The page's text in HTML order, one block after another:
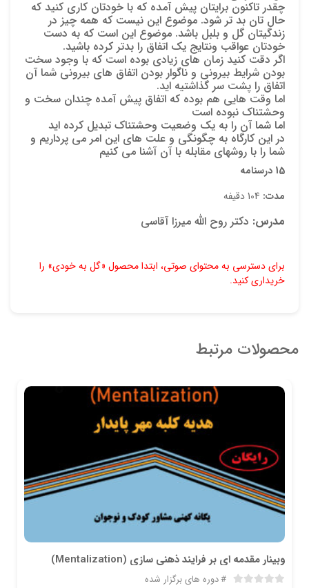
چقدر تاکنون برایتان پیش آمده که با خودتان کاری کنید که
حال تان بد تر شود. موضوع این نیست که همه چیز در
زندگیتان گل و بلبل باشد. موضوع این است که به دست
خودتان عواقب ونتایج یک اتفاق را بدتر کرده باشید.
اگر دقت کنید زمان های زیادی بوده است که با وجود سخت
بودن شرایط بیرونی و ناگوار بودن اتفاق های بیرونی شما آن
اتفاق را پشت سر گذاشتیه اید.
اما وقت هایی هم بوده که اتفاق پیش آمده چندان سخت و
وحشتناک نبوده است
اما شما آن را به یک وضعیت وحشتناک تبدیل کرده اید
در این کارگاه به چگونگی و علت های این امر می پرداریم و
شما را با روشهای مقابله با آن آشنا می کنیم
15 درسنامه
مدت:
مدرس: دکتر روح الله میرزا آقاسی
برای دسترسی به محتوای صوتی، ابتدا محصول «گل به خودی» را
خریداری کنید.
محصولات مرتبط
وبینار مقدمه ای بر فرایند ذهنی سازی (Mentalization)
دوره های برگزار شده